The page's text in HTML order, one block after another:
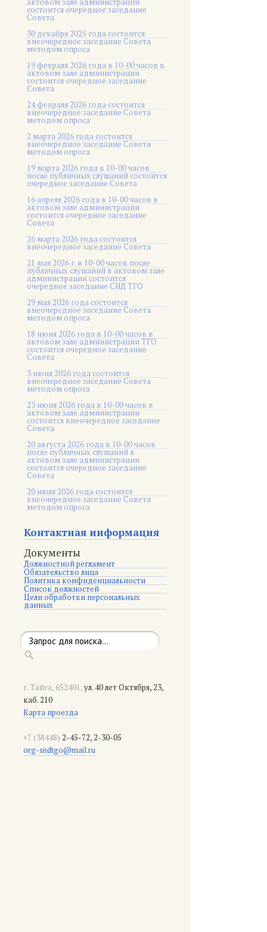
состоится очередное заседание
Совета
30 декабря 2025 года состоится
внеочередное заседание Совета
методом опроса
19 февраля 2026 года в 10-00 часов в
актовом зале администрации
состоится очередное заседание
Совета
24 февраля 2026 года состоится
внеочередное заседание Совета
методом опроса
2 марта 2026 года состоится
внеочередное заседание Совета
методом опроса
19 марта 2026 года в 10-00 часов
после публичных слушаний состоится
очередное заседание Совета
16 апреля 2026 года в 10-00 часов в
актовом зале администрации
состоится очередное заседание
Совета
26 марта 2026 года состоится
внеочередное заседание Совета
21 мая 2026 г. в 10-00 часов после
публичных слушаний в актовом зале
администрации состоится
очередное заседание СНД ТГО
29 мая 2026 года состоится
внеочередное заседание Совета
методом опроса
18 июня 2026 года в 10-00 часов в
актовом зале администрации ТГО
состоится очередное заседание
Совета
3 июня 2026 года состоится
внеочередное заседание Совета
методом опроса
23 июня 2026 года в 10-00 часов в
актовом зале администрации
состоится внеочередное заседание
Совета
20 августа 2026 года в 10-00 часов
после публичных слушаний в
актовом зале администрации
состоится очередное заседание
Совета
20 июля 2026 года состоится
внеочередное заседание Совета
методом опроса
Контактная информация
Документы
Должностной регламент
Обязательство лица
Политика конфиденциальности
Список должностей
Цели обработки персональных
данных
г. Тайга, 652401,ул. 40 лет Октября, 23,
каб. 210
Карта проезда
+7 (38448) 2-45-72, 2-30-05
org-sndtgo@mail.ru